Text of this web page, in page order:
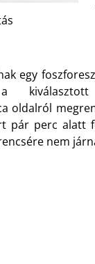
egy
oldalról
pár perc alatt
nem